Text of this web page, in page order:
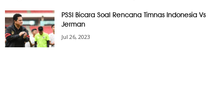
PSSI Bicara Soal Rencana Timnas Indonesia Vs
Jerman
Jul 26, 2023